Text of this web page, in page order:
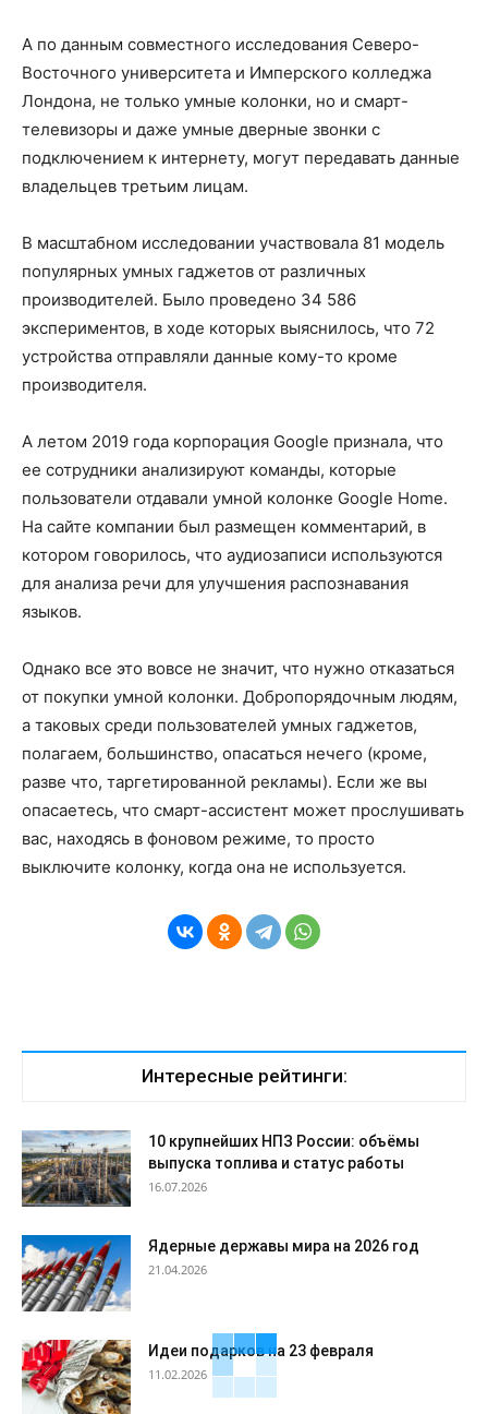
А по данным совместного исследования Северо-
Восточного университета и Имперского колледжа
Лондона, не только умные колонки, но и смарт-
телевизоры и даже умные дверные звонки с
подключением к интернету, могут передавать данные
владельцев третьим лицам.
В масштабном исследовании участвовала 81 модель
популярных умных гаджетов от различных
производителей. Было проведено 34 586
экспериментов, в ходе которых выяснилось, что 72
устройства отправляли данные кому-то кроме
производителя.
А летом 2019 года корпорация Google признала, что
ее сотрудники анализируют команды, которые
пользователи отдавали умной колонке Google Home.
На сайте компании был размещен комментарий, в
котором говорилось, что аудиозаписи используются
для анализа речи для улучшения распознавания
языков.
Однако все это вовсе не значит, что нужно отказаться
от покупки умной колонки. Добропорядочным людям,
а таковых среди пользователей умных гаджетов,
полагаем, большинство, опасаться нечего (кроме,
разве что, таргетированной рекламы). Если же вы
опасаетесь, что смарт-ассистент может прослушивать
вас, находясь в фоновом режиме, то просто
выключите колонку, когда она не используется.
Интересные рейтинги:
10 крупнейших НПЗ России: объёмы
выпуска топлива и статус работы
16.07.2026
Ядерные державы мира на 2026 год
21.04.2026
Идеи подарков на 23 февраля
11.02.2026